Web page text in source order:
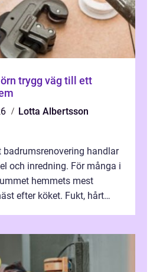
till ett
Lotta Albertsson
badrumsrenovering handlar
och inredning. För många i
hemmets mest
efter köket. Fukt, hårt